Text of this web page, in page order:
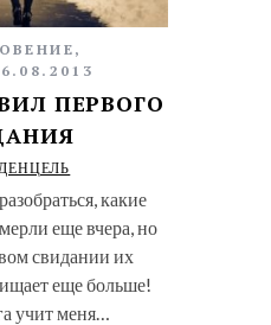
,
ПЕРВОГО
какие
еще вчера, но
свидании их
еще больше!
учит меня…